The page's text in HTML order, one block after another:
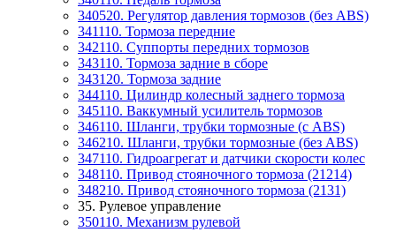
340520. Регулятор давления тормозов (без ABS)
341110. Тормоза передние
342110. Суппорты передних тормозов
343110. Тормоза задние в сборе
343120. Тормоза задние
344110. Цилиндр колесный заднего тормоза
345110. Ваккумный усилитель тормозов
346110. Шланги, трубки тормозные (с ABS)
346210. Шланги, трубки тормозные (без ABS)
347110. Гидроагрегат и датчики скорости колес
348110. Привод стояночного тормоза (21214)
348210. Привод стояночного тормоза (2131)
35. Рулевое управление
350110. Механизм рулевой